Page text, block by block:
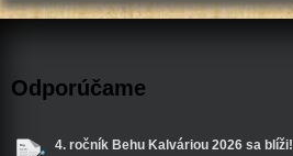
Odporúčame
4. ročník Behu Kalváriou 2026 sa blíži!